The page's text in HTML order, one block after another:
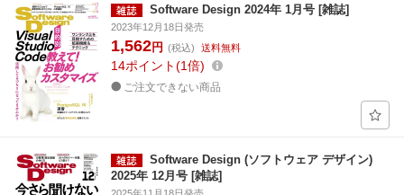
Software Design 2024年 1月号 [雑誌]
2023年12月18日発売
1,562円 (税込) 送料無料
14ポイント 1倍
ご注文できない商品
Software Design (ソフトウェア デザイン)
2025年 12月号 [雑誌]